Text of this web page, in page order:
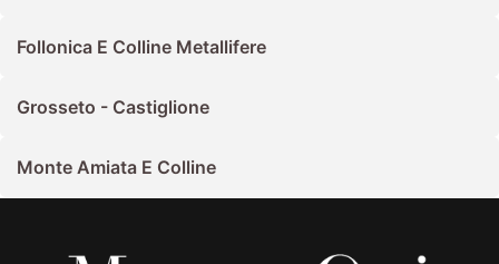
Follonica E Colline Metallifere
Grosseto - Castiglione
Monte Amiata E Colline